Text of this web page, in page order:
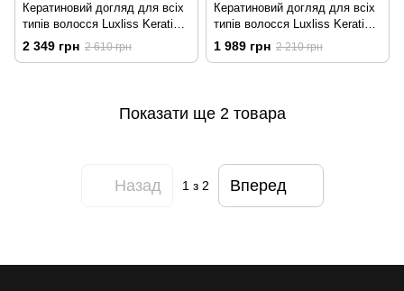
Кератиновий догляд для всіх
типів волосся Luxliss Keratin
Care, шампунь 250 мл +
кондиціонер 250 мл +
2 349 грн 2 610 грн
Кератиновий догляд для всіх
типів волосся Luxliss Keratin
Care, шампунь 500 мл +
кондиціонер 200 мл
1 989 грн 2 210 грн
Показати ще 2 товара
Назад 1з 2 Вперед